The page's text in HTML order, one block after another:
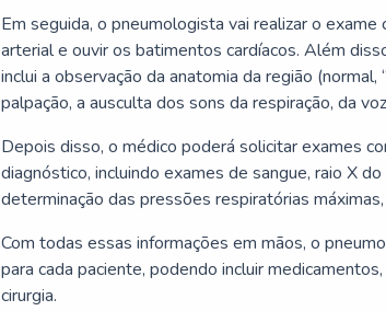
Em seguida, o pneumologista vai realizar o
arterial e ouvir os batimentos cardíacos. Além
inclui a observação da anatomia da região (normal,
palpação, a ausculta dos sons da respiração, da
Depois disso, o médico poderá solicitar exames
diagnóstico, incluindo exames de sangue, raio X
determinação das pressões respiratórias
Com todas essas informações em mãos, o
para cada paciente, podendo incluir
cirurgia.